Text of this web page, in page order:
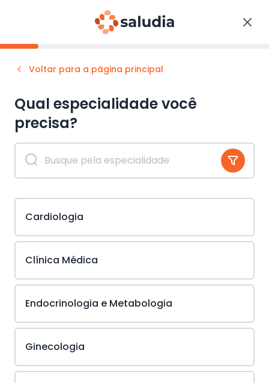
Voltar para a página principal
Qual especialidade você
precisa?
Cardiologia
Clínica Médica
Endocrinologia e Metabologia
Ginecologia